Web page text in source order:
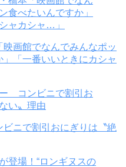
映画館でなんでみんなポッ
「一番いいときにカシャ
ニで割引おにぎりは〝絶